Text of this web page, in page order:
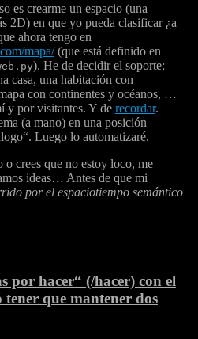
es crearme un espacio (una
2D) en que yo pueda clasificar ¿a
ahora tengo en
mapa/(que está definido en
). He de decidir el soporte:
casa, una habitación con
con continentes y océanos, …
y por visitantes. Y de recordar.
(a mano) en una posición
Luego lo automatizaré.
o crees que no estoy loco, me
ideas… Antes de que mi
por el espaciotiempo semántico
por hacer“ (/hacer) con el
que mantener dos